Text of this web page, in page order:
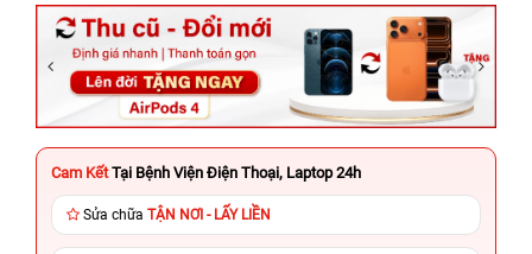
Cam Kết Tại Bệnh Viện Điện Thoại, Laptop 24h
Sửa chữa TẬN NƠI - LẤY LIỀN